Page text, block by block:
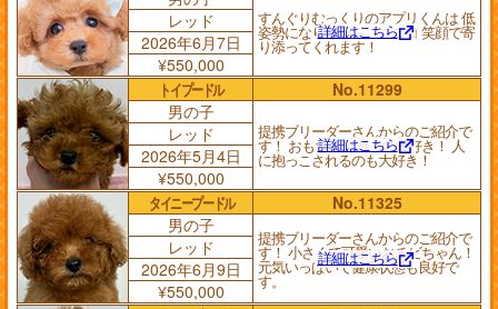
すんぐりむっくりのアプリくんは 低
姿勢になりながらニコニコ 笑顔で寄
り添ってくれます！
詳細はこちら
レッド
2026年6月7日
¥550,000
トイプードル
No.11299
男の子
提携ブリーダーさんからのご紹介で
す！ おもちゃで遊ぶの大好き！ 人
に抱っこされるのも大好き！
詳細はこちら
レッド
2026年5月4日
¥550,000
タイニープードル
No.11325
男の子
提携ブリーダーさんからのご紹介で
す！ 小さくて可愛いおチビちゃん！
元気いっぱいで健康状態も良好で
す。
詳細はこちら
レッド
2026年6月9日
¥550,000